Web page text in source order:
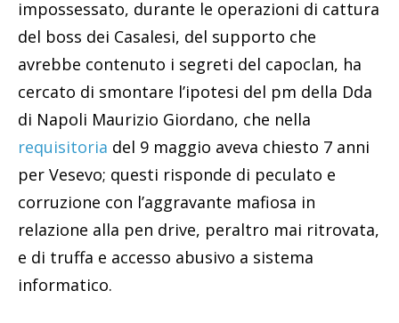
impossessato, durante le operazioni di cattura
del boss dei Casalesi, del supporto che
avrebbe contenuto i segreti del capoclan, ha
cercato di smontare l’ipotesi del pm della Dda
di Napoli Maurizio Giordano, che nella
requisitoria del 9 maggio aveva chiesto 7 anni
per Vesevo; questi risponde di peculato e
corruzione con l’aggravante mafiosa in
relazione alla pen drive, peraltro mai ritrovata,
e di truffa e accesso abusivo a sistema
informatico.